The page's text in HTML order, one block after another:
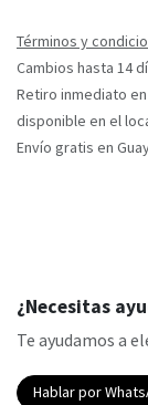
Términos y
Cambios hasta 14
Retiro inmediato
disponible en el
Envío gratis en
¿Necesitas
Te ayudamos a
Hablar por